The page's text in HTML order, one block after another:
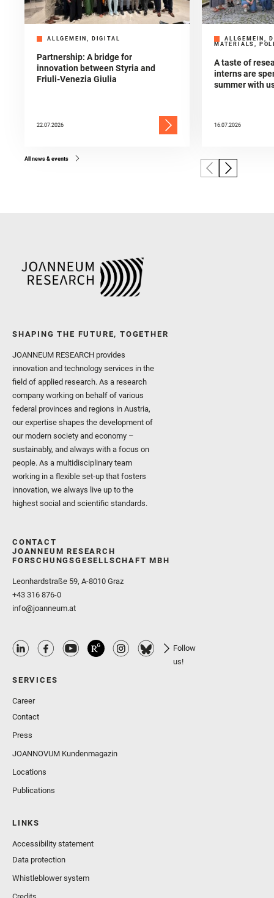
ALLGEMEIN, DIGITAL
Partnership: A bridge for
innovation between Styria and
Friuli-Venezia Giulia
22.07.2026
ALLGEMEIN,
MATERIALS,
A taste of
interns are
summer with
16.07.2026
All news & events
SHAPING THE FUTURE, TOGETHER
JOANNEUM RESEARCH provides
innovation and technology services in the
field of applied research. As a research
company working on behalf of various
federal provinces and regions in Austria,
our expertise shapes the development of
our modern society and economy –
sustainably, and always with a focus on
people. As a multidisciplinary team
working in a flexible set-up that fosters
innovation, we always live up to the
highest social and scientific standards.
CONTACT
JOANNEUM RESEARCH
FORSCHUNGSGESELLSCHAFT MBH
Leonhardstraße 59, A-8010 Graz
+43 316 876-0
info@joanneum.at
Follow
us!
SERVICES
Career
Contact
Press
JOANNOVUM Kundenmagazin
Locations
Publications
LINKS
Accessibility statement
Data protection
Whistleblower system